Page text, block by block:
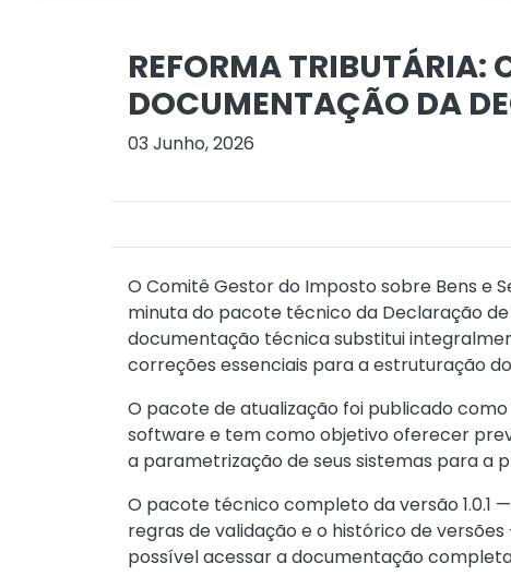
REFORMA TRIBUTÁRIA:
DOCUMENTAÇÃO DA
03 Junho, 2026
O Comitê Gestor do Imposto sobre Bens e
minuta do pacote técnico da Declaração
documentação técnica substitui
correções essenciais para a estruturação
O pacote de atualização foi publicado
software e tem como objetivo oferecer
a parametrização de seus sistemas para a
O pacote técnico completo da versão 1.0.1
regras de validação e o histórico de
possível acessar a documentação